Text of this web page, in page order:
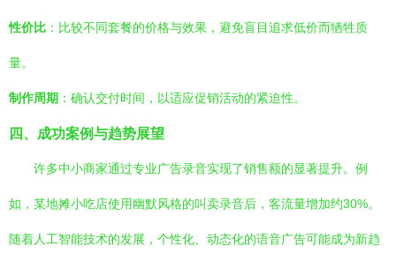
性价比 ：比较不同套餐的价格与效果，避免盲目追求低价而牺牲质
量。
制作周期 ：确认交付时间，以适应促销活动的紧迫性。
四、成功案例与趋势展望
许多中小商家通过专业广告录音实现了销售额的显著提升。例
如，某地摊小吃店使用幽默风格的叫卖录音后，客流量增加约30%。
随着人工智能技术的发展，个性化、动态化的语音广告可能成为新趋